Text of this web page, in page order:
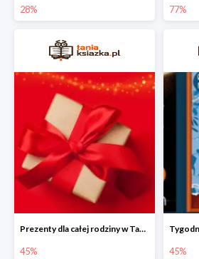
28% 77%
Prezenty dla całej rodziny w Taniej Książce do -45%
45% 45%